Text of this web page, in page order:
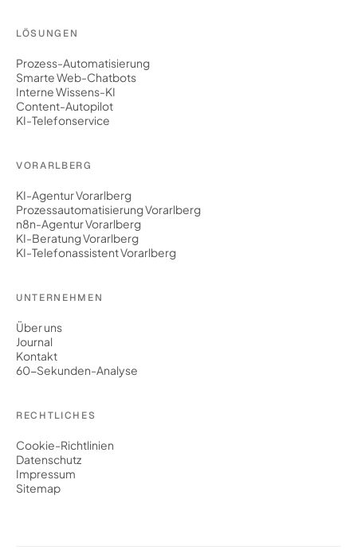
LÖSUNGEN
Prozess-Automatisierung
Smarte Web-Chatbots
Interne Wissens-KI
Content-Autopilot
KI-Telefonservice
VORARLBERG
KI-Agentur Vorarlberg
Prozessautomatisierung Vorarlberg
n8n-Agentur Vorarlberg
KI-Beratung Vorarlberg
KI-Telefonassistent Vorarlberg
UNTERNEHMEN
Über uns
Journal
Kontakt
60-Sekunden-Analyse
RECHTLICHES
Cookie-Richtlinien
Datenschutz
Impressum
Sitemap